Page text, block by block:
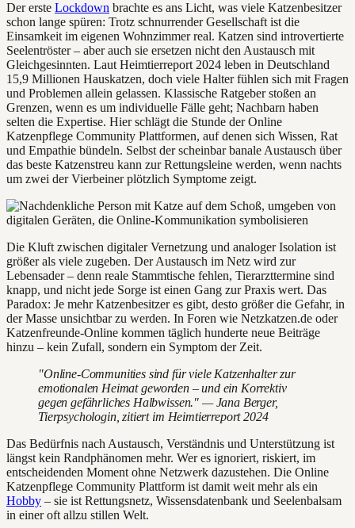
Der erste Lockdown brachte es ans Licht, was viele Katzenbesitzer
schon lange spüren: Trotz schnurrender Gesellschaft ist die
Einsamkeit im eigenen Wohnzimmer real. Katzen sind introvertierte
Seelentröster – aber auch sie ersetzen nicht den Austausch mit
Gleichgesinnten. Laut Heimtierreport 2024 leben in Deutschland
15,9 Millionen Hauskatzen, doch viele Halter fühlen sich mit Fragen
und Problemen allein gelassen. Klassische Ratgeber stoßen an
Grenzen, wenn es um individuelle Fälle geht; Nachbarn haben
selten die Expertise. Hier schlägt die Stunde der Online
Katzenpflege Community Plattformen, auf denen sich Wissen, Rat
und Empathie bündeln. Selbst der scheinbar banale Austausch über
das beste Katzenstreu kann zur Rettungsleine werden, wenn nachts
um zwei der Vierbeiner plötzlich Symptome zeigt.
Die Kluft zwischen digitaler Vernetzung und analoger Isolation ist
größer als viele zugeben. Der Austausch im Netz wird zur
Lebensader – denn reale Stammtische fehlen, Tierarzttermine sind
knapp, und nicht jede Sorge ist einen Gang zur Praxis wert. Das
Paradox: Je mehr Katzenbesitzer es gibt, desto größer die Gefahr, in
der Masse unsichtbar zu werden. In Foren wie Netzkatzen.de oder
Katzenfreunde-Online kommen täglich hunderte neue Beiträge
hinzu – kein Zufall, sondern ein Symptom der Zeit.
"Online-Communities sind für viele Katzenhalter zur
emotionalen Heimat geworden – und ein Korrektiv
gegen gefährliches Halbwissen." — Jana Berger,
Tierpsychologin, zitiert im Heimtierreport 2024
Das Bedürfnis nach Austausch, Verständnis und Unterstützung ist
längst kein Randphänomen mehr. Wer es ignoriert, riskiert, im
entscheidenden Moment ohne Netzwerk dazustehen. Die Online
Katzenpflege Community Plattform ist damit weit mehr als ein
Hobby – sie ist Rettungsnetz, Wissensdatenbank und Seelenbalsam
in einer oft allzu stillen Welt.